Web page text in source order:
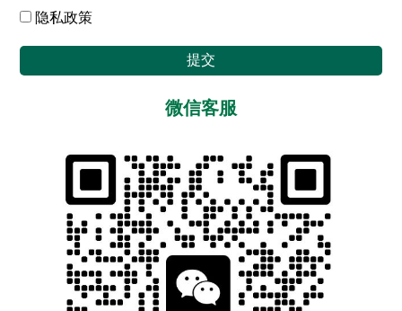
隐私政策
提交
微信客服